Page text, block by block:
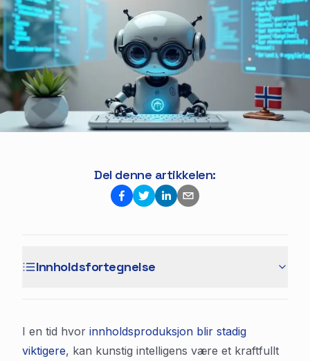
Del denne artikkelen:
Innholdsfortegnelse
I en tid hvor innholdsproduksjon blir stadig
viktigere, kan kunstig intelligens være et kraftfullt